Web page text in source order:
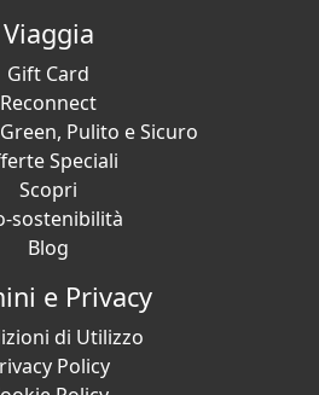
Viaggia
Gift Card
Reconnect
Pulito e Sicuro
Speciali
Scopri
sostenibilità
Blog
e Privacy
di Utilizzo
Policy